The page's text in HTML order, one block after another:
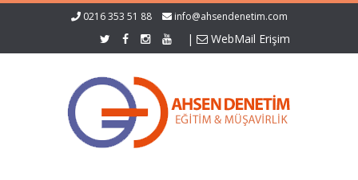
0216 353 51 88 info@ahsendenetim.com
| WebMail Erişim